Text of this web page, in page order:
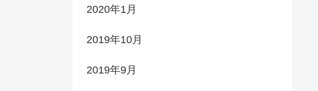
2020年1月
2019年10月
2019年9月